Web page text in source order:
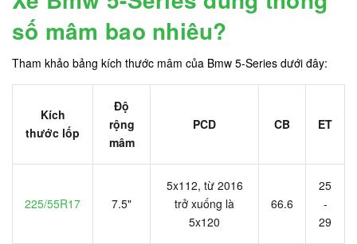
số mâm bao nhiêu?
Tham khảo bảng kích thước mâm của Bmw 5-Series dưới đây:
Kích
thước lốp
Độ
rộng
mâm
PCD CB ET
225/55R17 7.5"
5x112, từ 2016
trở xuống là
5x120
66.6
25
-
29